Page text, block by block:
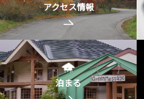
アクセス情報
泊まる